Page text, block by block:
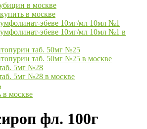
в москве
в москве
эбеве 10мг/мл 10мл №1
эбеве 10мг/мл 10мл №1 в
таб. 50мг №25
таб. 50мг №25 в москве
5мг №28
5мг №28 в москве
в москве
фл. 100г